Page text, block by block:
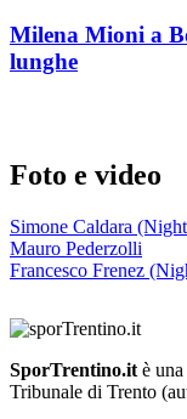
Milena Mioni a
lunghe
Foto e video
Simone Caldara
Mauro Pederzolli
Francesco Frenez
SporTrentino.it è
Tribunale di Trento